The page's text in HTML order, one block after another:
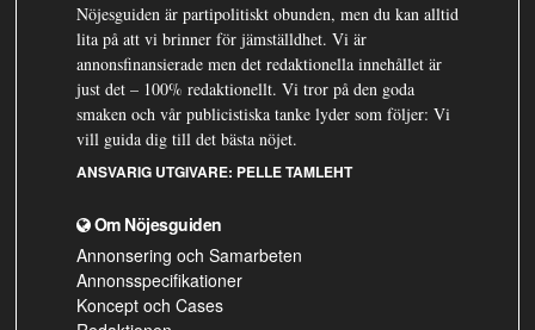
Nöjesguiden är partipolitiskt obunden, men du kan alltid
lita på att vi brinner för jämställdhet. Vi är
annonsfinansierade men det redaktionella innehållet är
just det – 100% redaktionellt. Vi tror på den goda
smaken och vår publicistiska tanke lyder som följer: Vi
vill guida dig till det bästa nöjet.
ANSVARIG UTGIVARE: PELLE TAMLEHT
Om Nöjesguiden
Annonsering och Samarbeten
Annonsspecifikationer
Koncept och Cases